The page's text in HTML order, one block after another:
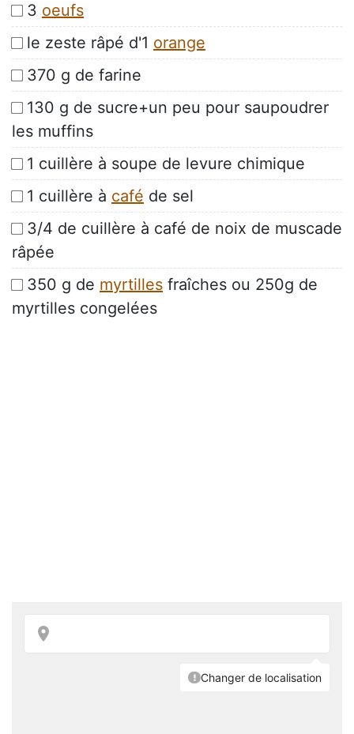
3 oeufs
le zeste râpé d'1 orange
370 g de farine
130 g de sucre+un peu pour saupoudrer
les muffins
1 cuillère à soupe de levure chimique
1 cuillère à café de sel
3/4 de cuillère à café de noix de muscade
râpée
350 g de myrtilles fraîches ou 250g de
myrtilles congelées